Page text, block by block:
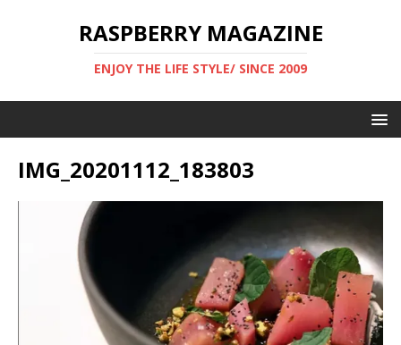
RASPBERRY MAGAZINE
ENJOY THE LIFE STYLE/ SINCE 2009
IMG_20201112_183803